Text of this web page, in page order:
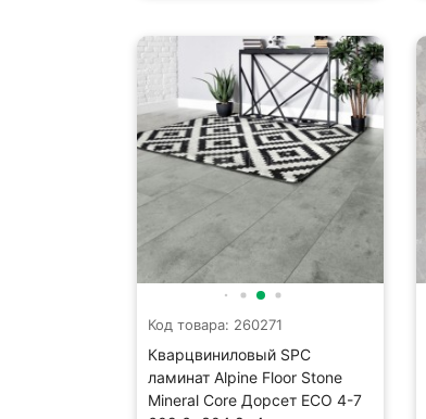
Код товара: 260271
Кварцвиниловый SPC
ламинат Alpine Floor Stone
Mineral Core Дорсет ECO 4-7